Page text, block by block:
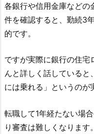
各銀行や信用金庫などの
件を確認すると、勤続3
的です。
ですが実際に銀行の住宅
んと詳しく話していると
には乗れる」というのが
転職して1年経たない場
り審査は難しくなります。